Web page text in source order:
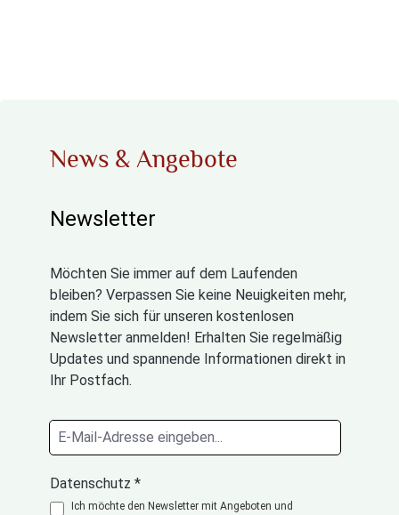
News & Angebote
Newsletter
Möchten Sie immer auf dem Laufenden
bleiben? Verpassen Sie keine Neuigkeiten mehr,
indem Sie sich für unseren kostenlosen
Newsletter anmelden! Erhalten Sie regelmäßig
Updates und spannende Informationen direkt in
Ihr Postfach.
Datenschutz *
Ich möchte den Newsletter mit Angeboten und